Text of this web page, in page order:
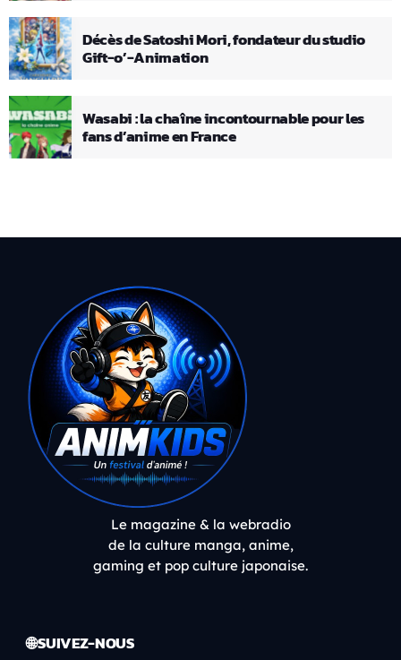
Décès de Satoshi Mori, fondateur du studio
Gift-o’-Animation
Wasabi : la chaîne incontournable pour les
fans d’anime en France
Le magazine & la webradio
de la culture manga, anime,
gaming et pop culture japonaise.
🌐 SUIVEZ-NOUS